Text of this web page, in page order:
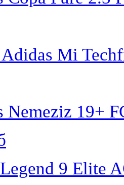
Mi
Nemeziz 19+
9 Elite